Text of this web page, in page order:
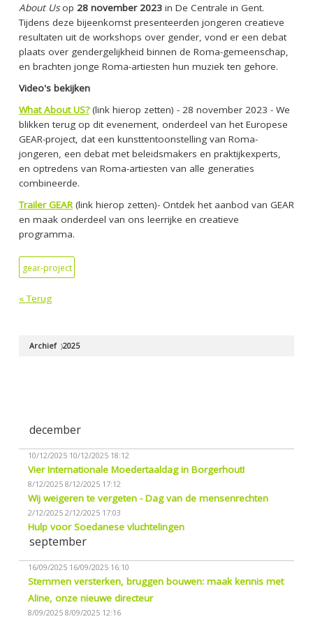
About Usop 28 november 2023in De Centrale in Gent.
Tijdens deze bijeenkomst presenteerden jongeren creatieve
resultaten uit de workshops over gender, vond er een debat
plaats over gendergelijkheid binnen de Roma-gemeenschap,
en brachten jonge Roma-artiesten hun muziek ten gehore.
Video's bekijken
What About US? (link hierop zetten) - 28 november 2023 - We
blikken terug op dit evenement, onderdeel van het Europese
GEAR-project, dat een kunsttentoonstelling van Roma-
jongeren, een debat met beleidsmakers en praktijkexperts,
en optredens van Roma-artiesten van alle generaties
combineerde.
Trailer GEAR (link hierop zetten)- Ontdek het aanbod van GEAR
en maak onderdeel van ons leerrijke en creatieve
programma.
gear-project
« Terug
Archief 2025
december
10/12/2025 10/12/2025 18:12
Vier Internationale Moedertaaldag in Borgerhout!
8/12/2025 8/12/2025 17:12
Wij weigeren te vergeten - Dag van de mensenrechten
2/12/2025 2/12/2025 17:03
Hulp voor Soedanese vluchtelingen
september
16/09/2025 16/09/2025 16:10
Stemmen versterken, bruggen bouwen: maak kennis met
Aline, onze nieuwe directeur
8/09/2025 8/09/2025 12:16